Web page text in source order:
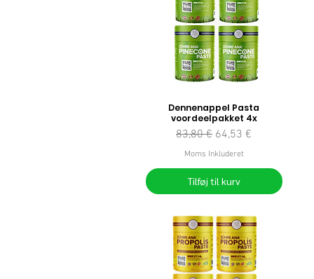
Dennenappel Pasta
voordeelpakket 4x
Regulær pris
83,80 € Salgspris
64,53 €
Moms Inkluderet
Tilføj til kurv